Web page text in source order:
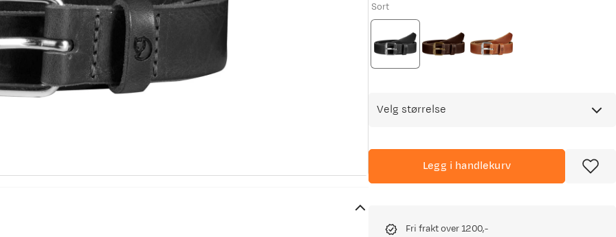
Sort
Velg størrelse
Legg i handlekurv
Fri frakt over 1200,-